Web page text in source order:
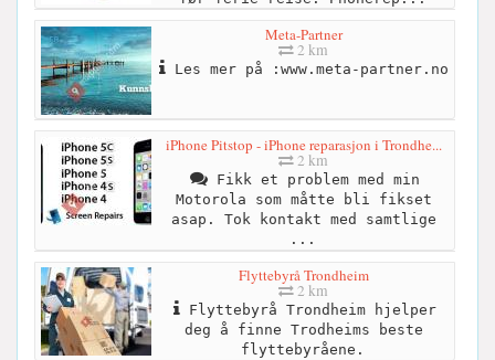
Meta-Partner
2 km
Les mer på :www.meta-partner.no
iPhone Pitstop - iPhone reparasjon i Trondhe...
2 km
Fikk et problem med min
Motorola som måtte bli fikset
asap. Tok kontakt med samtlige
...
Flyttebyrå Trondheim
2 km
Flyttebyrå Trondheim hjelper
deg å finne Trodheims beste
flyttebyråene.